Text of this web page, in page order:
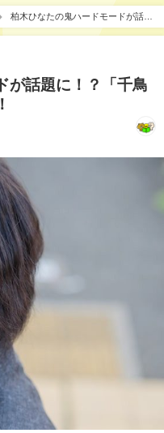
柏木ひなたの鬼ハードモードが話題
が話題に！？「千鳥